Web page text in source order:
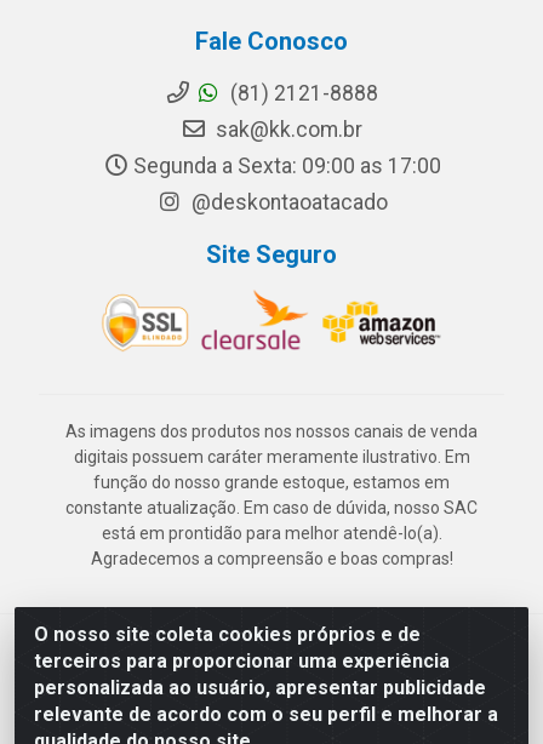
O nosso site coleta cookies próprios e de
terceiros para proporcionar uma experiência
personalizada ao usuário, apresentar publicidade
relevante de acordo com o seu perfil e melhorar a
Fale Conosco
(81) 2121-8888
sak@kk.com.br
Segunda a Sexta: 09:00 as 17:00
@deskontaoatacado
Site Seguro
As imagens dos produtos nos nossos canais de venda
digitais possuem caráter meramente ilustrativo. Em
função do nosso grande estoque, estamos em
constante atualização. Em caso de dúvida, nosso SAC
está em prontidão para melhor atendê-lo(a).
Agradecemos a compreensão e boas compras!
Deskontão Atacado - Av. Marechal Mascarenhas de Morais, 2471 -
Imbiribeira - Recife/PE - CEP 51.150-001 - CNPJ 24.150.377/0003-
57